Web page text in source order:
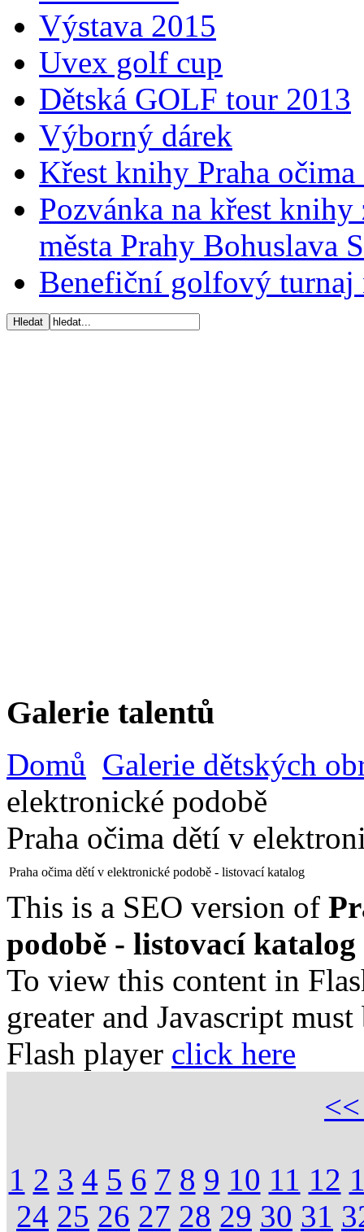
Výstava 2015
Uvex golf cup
Dětská GOLF tour 2013
Výborný dárek
Křest knihy Praha očima
Pozvánka na křest
města Prahy Bohuslava
Benefiční golfový turnaj
Galerie talentů
Domů Galerie dětských
elektronické podobě
Praha očima dětí v
Praha očima dětí v elektronické podobě - listovací katalog
This is a SEO version of
podobě - listovací katalog
To view this content in
greater and Javascript
Flash player click here
1 2 3 4 5 6 7 8 9 10 11 12
24 25 26 27 28 29 30 31